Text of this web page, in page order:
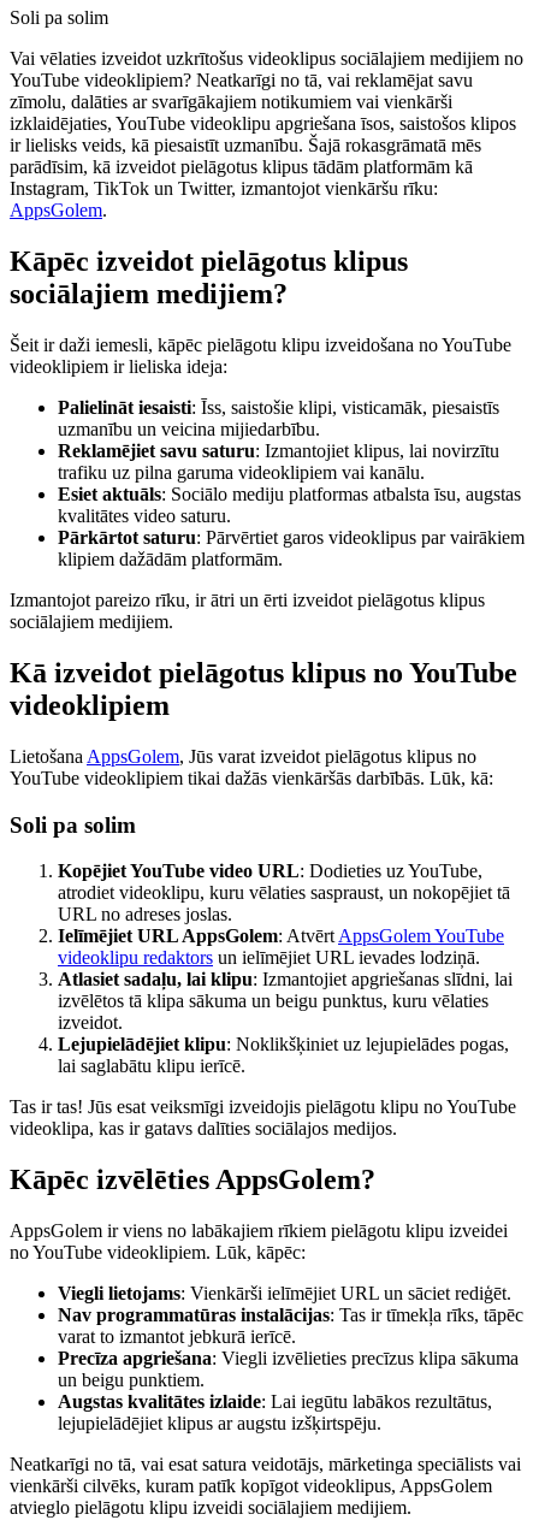
Soli pa solim
Vai vēlaties izveidot uzkrītošus videoklipus sociālajiem medijiem no
YouTube videoklipiem? Neatkarīgi no tā, vai reklamējat savu
zīmolu, dalāties ar svarīgākajiem notikumiem vai vienkārši
izklaidējaties, YouTube videoklipu apgriešana īsos, saistošos klipos
ir lielisks veids, kā piesaistīt uzmanību. Šajā rokasgrāmatā mēs
parādīsim, kā izveidot pielāgotus klipus tādām platformām kā
Instagram, TikTok un Twitter, izmantojot vienkāršu rīku:
AppsGolem.
Kāpēc izveidot pielāgotus klipus
sociālajiem medijiem?
Šeit ir daži iemesli, kāpēc pielāgotu klipu izveidošana no YouTube
videoklipiem ir lieliska ideja:
Palielināt iesaisti: Īss, saistošie klipi, visticamāk, piesaistīs
uzmanību un veicina mijiedarbību.
Reklamējiet savu saturu: Izmantojiet klipus, lai novirzītu
trafiku uz pilna garuma videoklipiem vai kanālu.
Esiet aktuāls: Sociālo mediju platformas atbalsta īsu, augstas
kvalitātes video saturu.
Pārkārtot saturu: Pārvērtiet garos videoklipus par vairākiem
klipiem dažādām platformām.
Izmantojot pareizo rīku, ir ātri un ērti izveidot pielāgotus klipus
sociālajiem medijiem.
Kā izveidot pielāgotus klipus no YouTube
videoklipiem
Lietošana AppsGolem, Jūs varat izveidot pielāgotus klipus no
YouTube videoklipiem tikai dažās vienkāršās darbībās. Lūk, kā:
Soli pa solim
Kopējiet YouTube video URL: Dodieties uz YouTube,
atrodiet videoklipu, kuru vēlaties saspraust, un nokopējiet tā
URL no adreses joslas.
Ielīmējiet URL AppsGolem: AtvērtAppsGolem YouTube
videoklipu redaktors un ielīmējiet URL ievades lodziņā.
Atlasiet sadaļu, lai klipu: Izmantojiet apgriešanas slīdni, lai
izvēlētos tā klipa sākuma un beigu punktus, kuru vēlaties
izveidot.
Lejupielādējiet klipu: Noklikšķiniet uz lejupielādes pogas,
lai saglabātu klipu ierīcē.
Tas ir tas! Jūs esat veiksmīgi izveidojis pielāgotu klipu no YouTube
videoklipa, kas ir gatavs dalīties sociālajos medijos.
Kāpēc izvēlēties AppsGolem?
AppsGolem ir viens no labākajiem rīkiem pielāgotu klipu izveidei
no YouTube videoklipiem. Lūk, kāpēc:
Viegli lietojams: Vienkārši ielīmējiet URL un sāciet rediģēt.
Nav programmatūras instalācijas: Tas ir tīmekļa rīks, tāpēc
varat to izmantot jebkurā ierīcē.
Precīza apgriešana: Viegli izvēlieties precīzus klipa sākuma
un beigu punktiem.
Augstas kvalitātes izlaide: Lai iegūtu labākos rezultātus,
lejupielādējiet klipus ar augstu izšķirtspēju.
Neatkarīgi no tā, vai esat satura veidotājs, mārketinga speciālists vai
vienkārši cilvēks, kuram patīk kopīgot videoklipus, AppsGolem
atvieglo pielāgotu klipu izveidi sociālajiem medijiem.